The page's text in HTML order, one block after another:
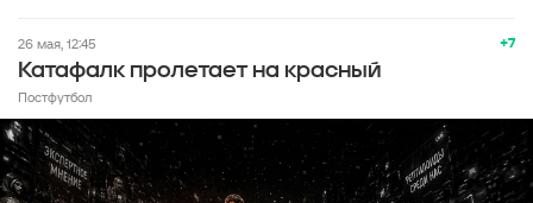
+7
26 мая, 12:45
Катафалк пролетает на красный
Постфутбол